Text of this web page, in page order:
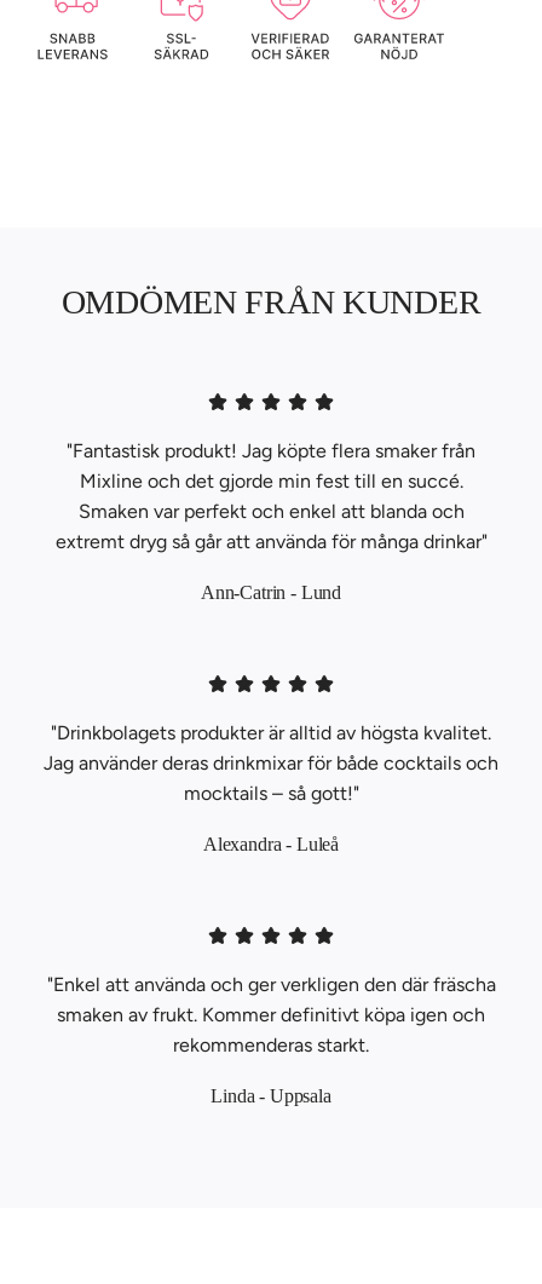
OMDÖMEN FRÅN KUNDER
"Fantastisk produkt! Jag köpte flera smaker från
Mixline och det gjorde min fest till en succé.
Smaken var perfekt och enkel att blanda och
extremt dryg så går att använda för många drinkar"
Ann-Catrin - Lund
"Drinkbolagets produkter är alltid av högsta kvalitet.
Jag använder deras drinkmixar för både cocktails och
mocktails – så gott!"
Alexandra - Luleå
"Enkel att använda och ger verkligen den där fräscha
smaken av frukt. Kommer definitivt köpa igen och
rekommenderas starkt.
Linda - Uppsala